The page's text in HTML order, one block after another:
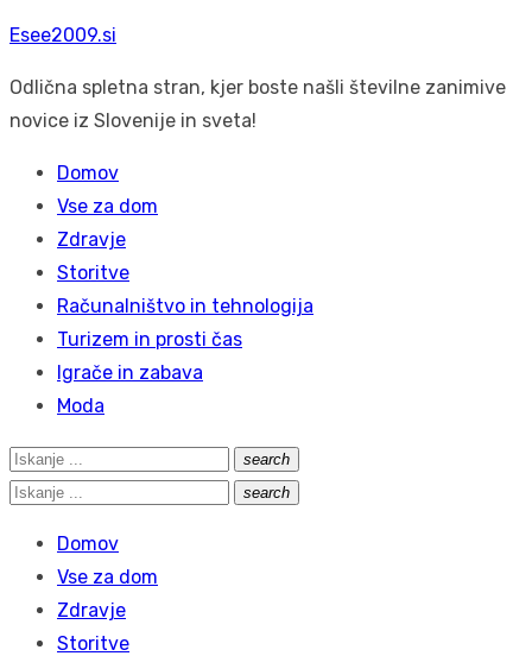
Skip
content
Esee2009.si
Odlična spletna stran, kjer boste našli številne zanimive
novice iz Slovenije in sveta!
Domov
Vse za dom
Zdravje
Storitve
Računalništvo in tehnologija
Turizem in prosti čas
Igrače in zabava
Moda
Search
for:
search
Išči
Search
search
Išči
Domov
Vse za dom
Zdravje
Storitve